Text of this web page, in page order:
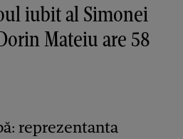
iubit al Simonei
Mateiu are 58